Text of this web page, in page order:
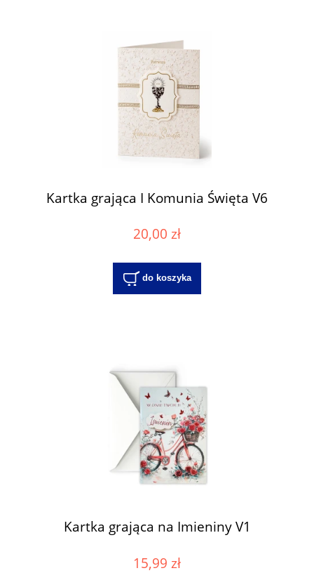
Kartka grająca I Komunia Święta V6
20,00 zł
do koszyka
Kartka grająca na Imieniny V1
15,99 zł